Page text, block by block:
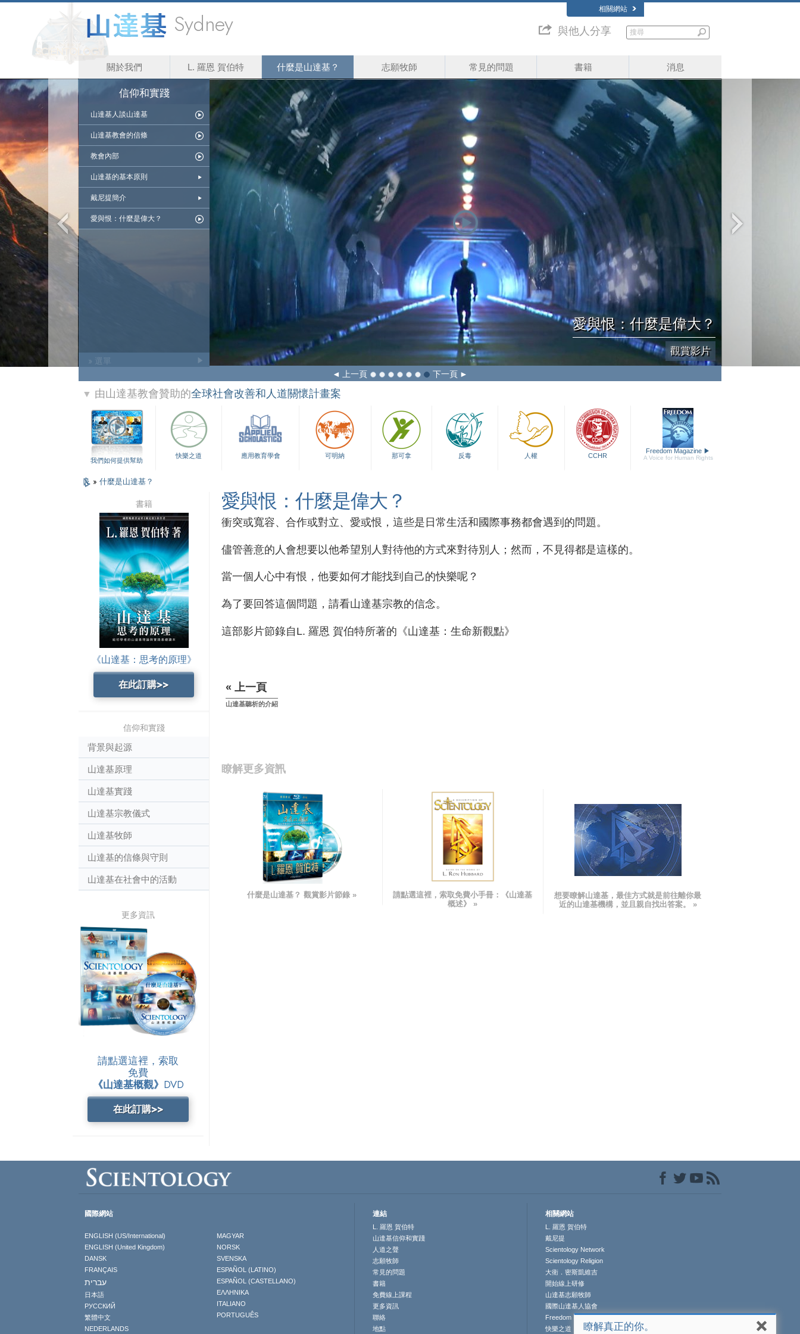
相關網站
Sydney 與他人分享
關於我們 L. 羅恩 賀伯特 什麼是山達基？ 志願牧師 常見的問題 書籍 消息
信仰和實踐
山達基人談山達基
山達基教會的信條
教會內部
山達基的基本原則
戴尼提簡介
愛與恨：什麼是偉大？
愛與恨：什麼是偉大？
觀賞影片
上一頁 下一頁
» 選單
▼ 由山達基教會贊助的全球社會改善和人道關懷計畫案
我們如何提供幫助
快樂之道 應用教育學會 可明納 那可拿 反毒 人權 CCHR
Freedom Magazine ▶
A Voice for Human Rights
» 什麼是山達基？
愛與恨：什麼是偉大？
衝突或寬容、合作或對立、愛或恨，這些是日常生活和國際事務都會遇到的問題。
儘管善意的人會想要以他希望別人對待他的方式來對待別人；然而，不見得都是這樣的。
當一個人心中有恨，他要如何才能找到自己的快樂呢？
為了要回答這個問題，請看山達基宗教的信念。
這部影片節錄自L. 羅恩 賀伯特所著的《山達基：生命新觀點》
« 上一頁
山達基聽析的介紹
瞭解更多資訊
什麼是山達基？ 觀賞影片節錄 » 請點選這裡，索取免費小手冊：
《山達基
概述》
»
想要瞭解山達基，最佳方式就是前往離你最
近的山達基機構，並且親自找出答案。 »
書籍
《山達基：思考的原理》
在此訂購>>
信仰和實踐
背景與起源
山達基原理
山達基實踐
山達基宗教儀式
山達基牧師
山達基的信條與守則
山達基在社會中的活動
更多資訊
請點選這裡，索取
免費
《山達基概觀》 DVD
在此訂購>>
瞭解真正的你。
國際網站
ENGLISH (US/International)
ENGLISH (United Kingdom)
DANSK
FRANÇAIS
עברית
日本語
РУССКИЙ
繁體中文
NEDERLANDS
MAGYAR
NORSK
SVENSKA
ESPAÑOL (LATINO)
ESPAÑOL (CASTELLANO)
ΕΛΛΗΝΙΚA
ITALIANO
PORTUGUÊS
連結
L. 羅恩 賀伯特
山達基信仰和實踐
人道之聲
志願牧師
常見的問題
書籍
免費線上課程
更多資訊
聯絡
地點
相關網站
L. 羅恩 賀伯特
戴尼提
Scientology Network
Scientology Religion
大衛．密斯凱維吉
開始線上研修
山達基志願牧師
國際山達基人協會
Freedom Magazine
快樂之道